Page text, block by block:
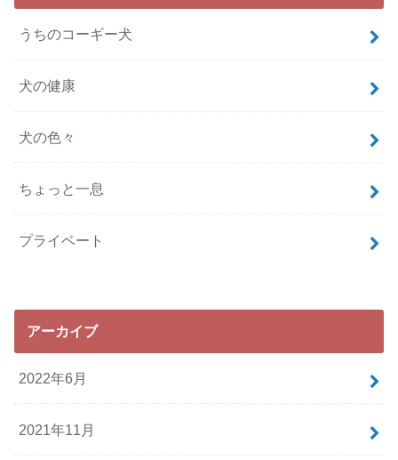
うちのコーギー犬
犬の健康
犬の色々
ちょっと一息
プライベート
アーカイブ
2022年6月
2021年11月